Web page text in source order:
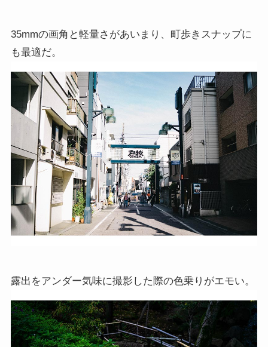
35mmの画角と軽量さがあいまり、町歩きスナップに
も最適だ。
露出をアンダー気味に撮影した際の色乗りがエモい。